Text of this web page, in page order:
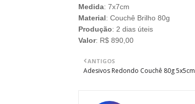
Medida: 7x7cm
Material: Couchê Brilho 80g
Produção: 2 dias úteis
Valor: R$ 890,00
ANTIGOS
Adesivos Redondo Couchê 80g 5x5cm